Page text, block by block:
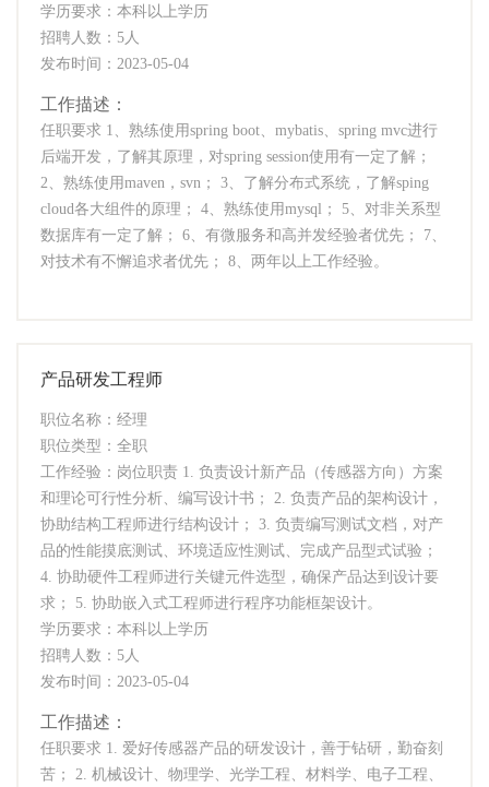
学历要求：本科以上学历
招聘人数：5人
发布时间：2023-05-04
工作描述：
任职要求 1、熟练使用spring boot、mybatis、spring mvc进行
后端开发，了解其原理，对spring session使用有一定了解；
2、熟练使用maven，svn； 3、了解分布式系统，了解sping
cloud各大组件的原理； 4、熟练使用mysql； 5、对非关系型
数据库有一定了解； 6、有微服务和高并发经验者优先； 7、
对技术有不懈追求者优先； 8、两年以上工作经验。
产品研发工程师
职位名称：经理
职位类型：全职
工作经验：岗位职责 1. 负责设计新产品（传感器方向）方案
和理论可行性分析、编写设计书； 2. 负责产品的架构设计，
协助结构工程师进行结构设计； 3. 负责编写测试文档，对产
品的性能摸底测试、环境适应性测试、完成产品型式试验；
4. 协助硬件工程师进行关键元件选型，确保产品达到设计要
求； 5. 协助嵌入式工程师进行程序功能框架设计。
学历要求：本科以上学历
招聘人数：5人
发布时间：2023-05-04
工作描述：
任职要求 1. 爱好传感器产品的研发设计，善于钻研，勤奋刻
苦； 2. 机械设计、物理学、光学工程、材料学、电子工程、